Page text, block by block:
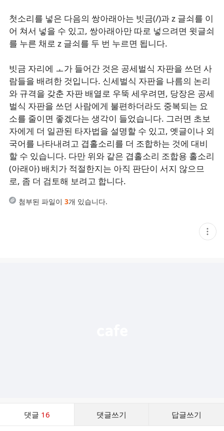
첫소리를 넣은 다음의 쌍아래아는 빗금(/)과 z 글쇠를 이
어 쳐서 넣을 수 있고, 쌍아래아만 따로 넣으려면 윗글쇠
를 누른 채로 z 글쇠를 두 번 누르면 됩니다.
빗금 자리에 ㅗ가 들어간 것은 공세벌식 자판을 쓰던 사
람들을 배려한 것입니다. 신세벌식 자판을 나름의 논리
와 규격을 갖춘 자판 배열로 우뚝 세우려면, 당장은 공세
벌식 자판을 쓰던 사람에게 불편하더라도 중복되는 요
소를 줄이면 좋겠다는 생각이 들었습니다. 그러면 초보
자에게 더 일관된 타자법을 설명할 수 있고, 옛글이나 외
국어를 나타내려고 겹홀소리를 더 조합하는 것에 대비
할 수 있습니다. 다만 위와 같은 겹홀소리 조합용 홀소리
(아래아) 배치가 적절한지는 아직 판단이 서지 않으므
로, 좀 더 검토해 보려고 합니다.
첨부된 파일이 3개 있습니다.
현
재
댓글 16 댓글쓰기 답글쓰기